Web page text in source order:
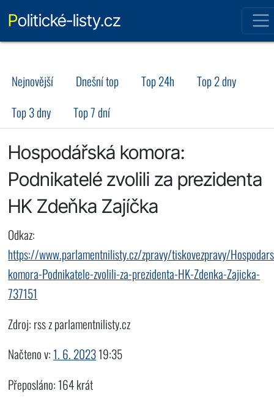
Politické-listy.cz
Nejnovější Dnešní top Top 24h
Top 2 dny
Top 3 dny
Top 7 dní
Hospodářská komora:
Podnikatelé zvolili za prezidenta
HK Zdeňka Zajíčka
Odkaz:
https://www.parlamentnilisty.cz/zpravy/tiskovezpravy/
komora-Podnikatele-zvolili-za-prezidenta-HK-Zdenka-Zajicka-
737151
Zdroj: rss z parlamentnilisty.cz
Načteno v:1. 6. 202319:35
Přeposláno: 164 krát